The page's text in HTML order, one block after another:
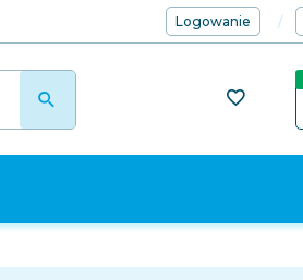
Logowanie